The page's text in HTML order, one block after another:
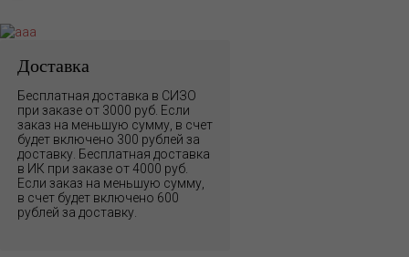
Доставка
Бесплатная доставка в СИЗО
при заказе от 3000 руб. Если
заказ на меньшую сумму, в счет
будет включено 300 рублей за
доставку. Бесплатная доставка
в ИК при заказе от 4000 руб.
Если заказ на меньшую сумму,
в счет будет включено 600
рублей за доставку.